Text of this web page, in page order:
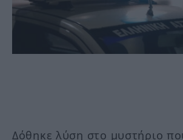
Δόθηκε λύση στο μυστήριο